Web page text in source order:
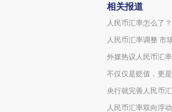
相关报道
人民币汇率怎么了？
人民币汇率调整 市
外媒热议人民币汇率
不仅仅是贬值，更
央行就完善人民币
人民币汇率双向浮